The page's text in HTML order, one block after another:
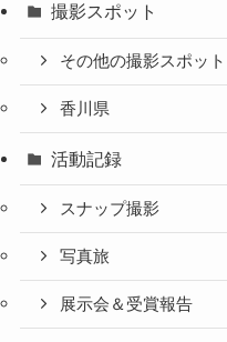
撮影スポット
その他の撮影スポット
香川県
活動記録
スナップ撮影
写真旅
展示会＆受賞報告